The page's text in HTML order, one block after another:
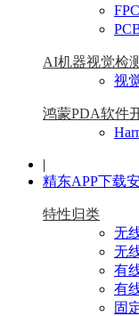
AI机器视觉检
视
鸿蒙PDA软件
|
精东APP下载
特性归类
无
无
有
有
固